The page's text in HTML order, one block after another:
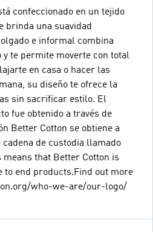
confeccionado en un tejido
brinda una suavidad
e informal combina
y te permite moverte con total
en casa o hacer las
su diseño te ofrece la
sin sacrificar estilo. El
fue obtenido a través de
Better Cotton se obtiene a
de custodia llamado
means that Better Cotton is
to end products.Find out more
who-we-are/our-logo/